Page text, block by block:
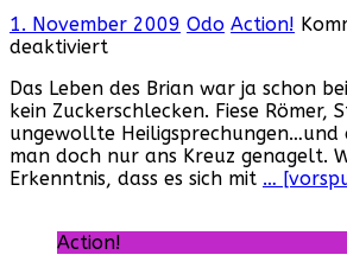
1. November 2009 Odo Action!
deaktiviertfür
Condors
(Hongkong,
1987)
Das Leben des Brian war ja schon
kein Zuckerschlecken. Fiese Römer,
ungewollte Heiligsprechungen…und
man doch nur ans Kreuz genagelt.
Erkenntnis, dass es sich mit …
Action!